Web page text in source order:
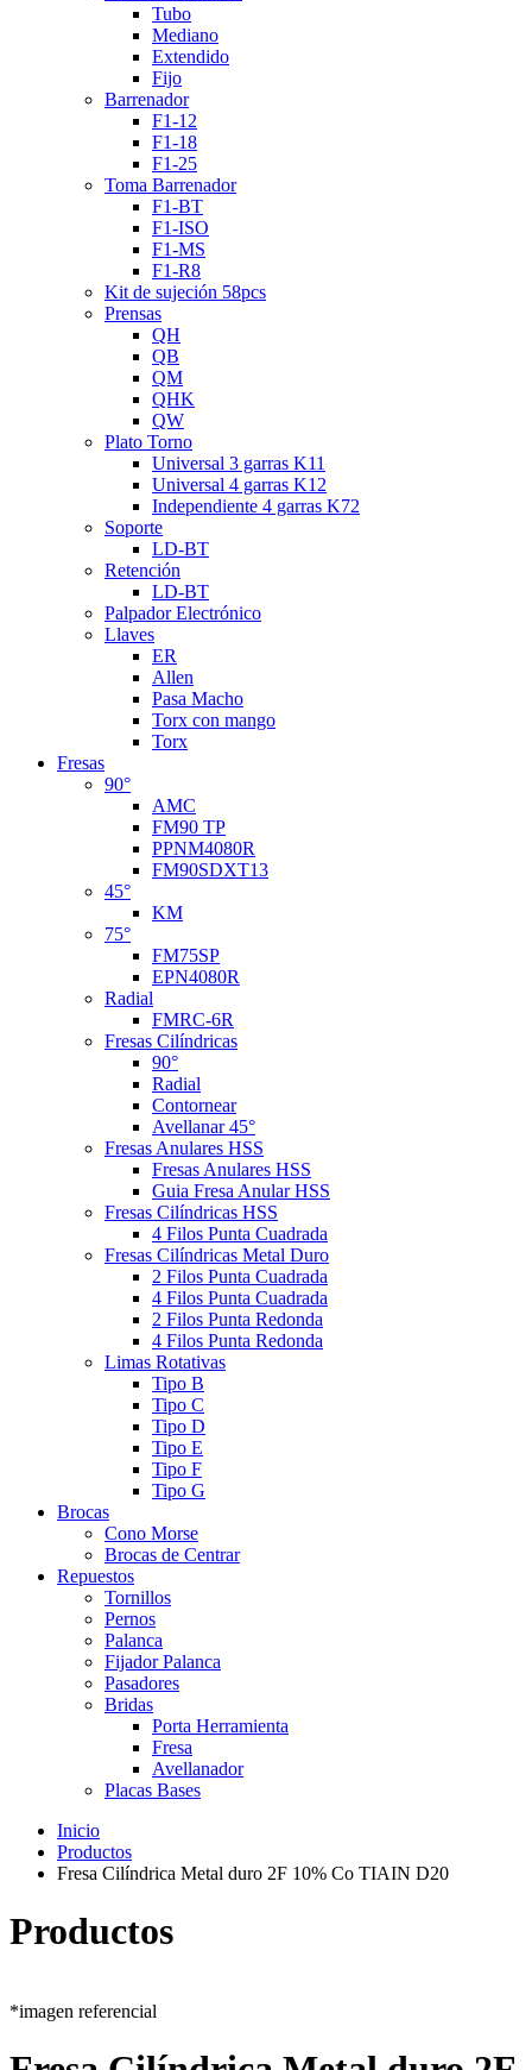
Tubo
Mediano
Extendido
Fijo
Barrenador
F1-12
F1-18
F1-25
Toma Barrenador
F1-BT
F1-ISO
F1-MS
F1-R8
Kit de sujeción 58pcs
Prensas
QH
QB
QM
QHK
QW
Plato Torno
Universal 3 garras K11
Universal 4 garras K12
Independiente 4 garras K72
Soporte
LD-BT
Retención
LD-BT
Palpador Electrónico
Llaves
ER
Allen
Pasa Macho
Torx con mango
Torx
Fresas
90°
AMC
FM90 TP
PPNM4080R
FM90SDXT13
45°
KM
75°
FM75SP
EPN4080R
Radial
FMRC-6R
Fresas Cilíndricas
90°
Radial
Contornear
Avellanar 45°
Fresas Anulares HSS
Fresas Anulares HSS
Guia Fresa Anular HSS
Fresas Cilíndricas HSS
4 Filos Punta Cuadrada
Fresas Cilíndricas Metal Duro
2 Filos Punta Cuadrada
4 Filos Punta Cuadrada
2 Filos Punta Redonda
4 Filos Punta Redonda
Limas Rotativas
Tipo B
Tipo C
Tipo D
Tipo E
Tipo F
Tipo G
Brocas
Cono Morse
Brocas de Centrar
Repuestos
Tornillos
Pernos
Palanca
Fijador Palanca
Pasadores
Bridas
Porta Herramienta
Fresa
Avellanador
Placas Bases
Inicio
Productos
Fresa Cilíndrica Metal duro 2F 10% Co TIAIN D20
Productos
*imagen referencial